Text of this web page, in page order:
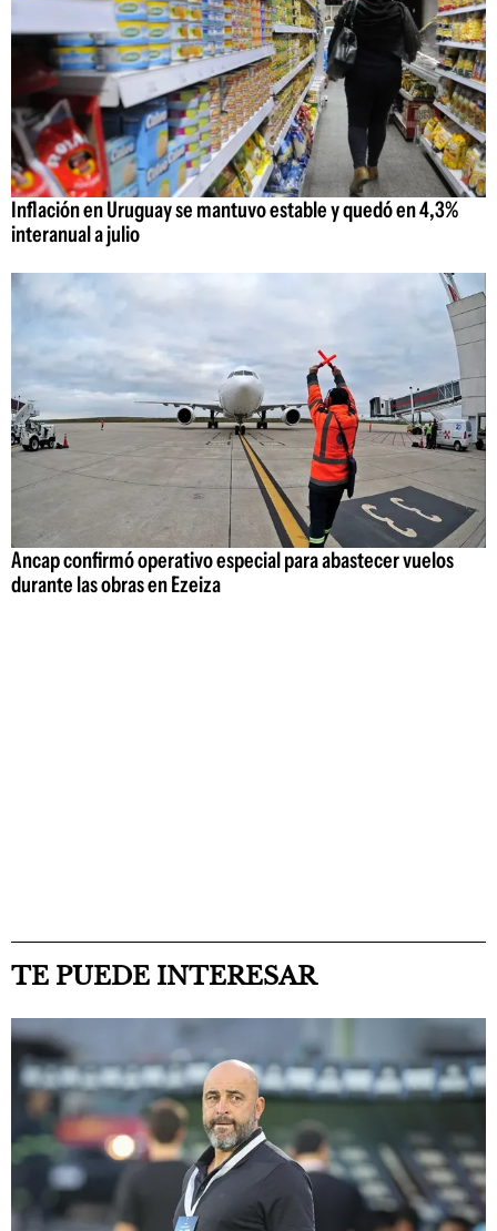
Inflación en Uruguay se mantuvo estable y quedó en 4,3%
interanual a julio
Ancap confirmó operativo especial para abastecer vuelos
durante las obras en Ezeiza
TE PUEDE INTERESAR